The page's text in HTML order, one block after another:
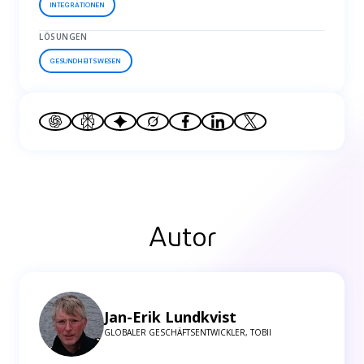
INTEGRATIONEN
LÖSUNGEN
GESUNDHEITSWESEN
Autor
Jan-Erik Lundkvist
GLOBALER GESCHÄFTSENTWICKLER, TOBII